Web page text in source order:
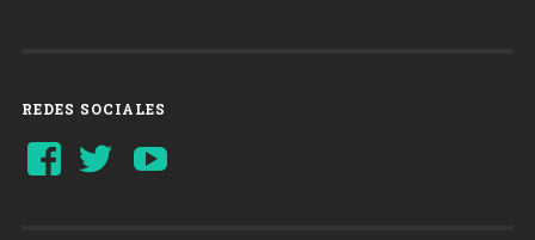
REDES SOCIALES
Ver
perfil
Ver
perfil